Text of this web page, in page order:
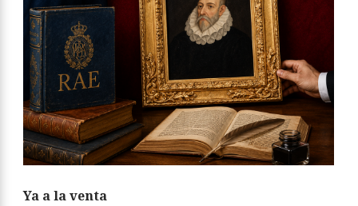
Ya a la venta